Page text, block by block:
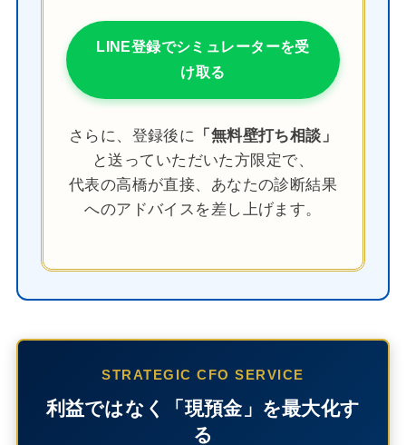
LINE登録でシミュレーターを受
け取る
さらに、登録後に 「無料壁打ち相談」
と送っていただいた方限定で、
代表の高橋が直接、あなたの診断結果
へのアドバイスを差し上げます。
STRATEGIC CFO SERVICE
利益ではなく「現預金」を最大化す
る